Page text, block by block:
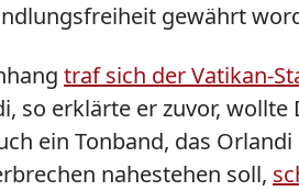
gewährt
traf sich der Vatikan-
so erklärte er zuvor,
ein Tonband, das
nahestehen soll,